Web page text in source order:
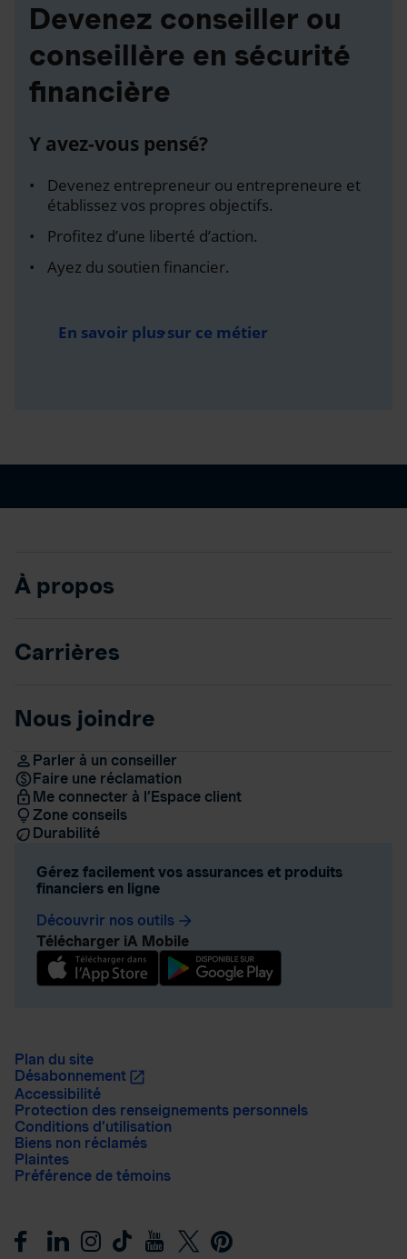
Devenez conseiller ou
conseillère en sécurité
financière
Y avez-vous pensé?
Devenez entrepreneur ou entrepreneure et
établissez vos propres objectifs.
Profitez d’une liberté d’action.
Ayez du soutien financier.
En savoir plus sur ce métier
À propos
Carrières
Nous joindre
Parler à un conseiller
Faire une réclamation
Me connecter à l’Espace client
Zone conseils
Durabilité
Gérez facilement vos assurances et produits
financiers en ligne
Découvrir nos outils arrow_forward
Télécharger iA Mobile
Plan du site
Désabonnement
Accessibilité
Protection des renseignements personnels
Conditions d’utilisation
Biens non réclamés
Plaintes
Préférence de témoins